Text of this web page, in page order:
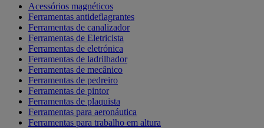
Acessórios magnéticos
Ferramentas antideflagrantes
Ferramentas de canalizador
Ferramentas de Eletricista
Ferramentas de eletrónica
Ferramentas de ladrilhador
Ferramentas de mecânico
Ferramentas de pedreiro
Ferramentas de pintor
Ferramentas de plaquista
Ferramentas para aeronáutica
Ferramentas para trabalho em altura